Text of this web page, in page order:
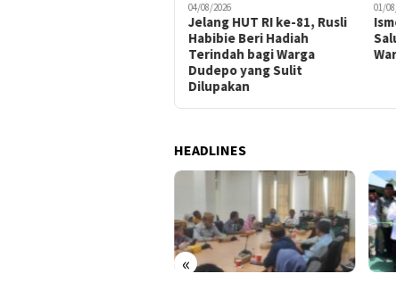
01/08/2026
Ismet Mile Turun Langsung
Salurkan Air Bersih ke
Warga Terdampak Kemarau
01/
HEADLINES
«